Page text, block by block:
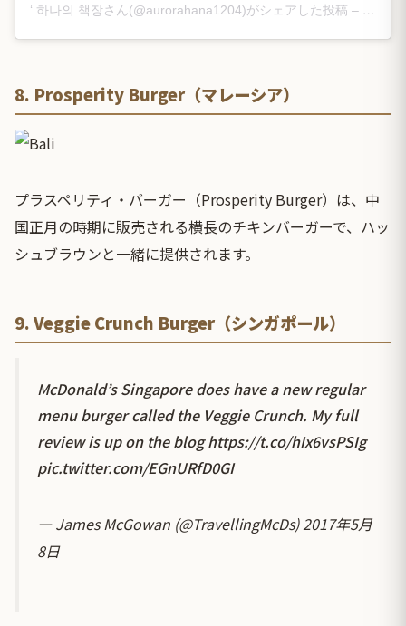
‘ 하나의 책장さん(@aurorahana1204)がシェアした投稿 – 2015
8. Prosperity Burger（マレーシア）
プラスペリティ・バーガー（Prosperity Burger）は、中
国正月の時期に販売される横長のチキンバーガーで、ハッ
シュブラウンと一緒に提供されます。
9. Veggie Crunch Burger（シンガポール）
McDonald’s Singapore does have a new regular
menu burger called the Veggie Crunch. My full
review is up on the bloghttps://t.co/hIx6vsPSIg
pic.twitter.com/EGnURfD0GI
— James McGowan (@TravellingMcDs)2017年5月
8日